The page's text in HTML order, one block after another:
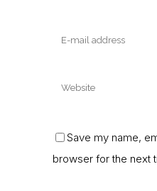
Save my name,
browser for the next